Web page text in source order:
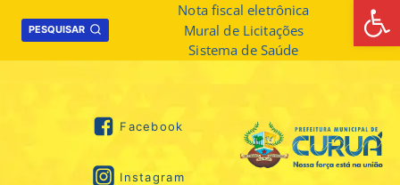
PESQUISAR
Nota fiscal eletrônica
Mural de Licitações
Sistema de Saúde
Facebook
Instagram